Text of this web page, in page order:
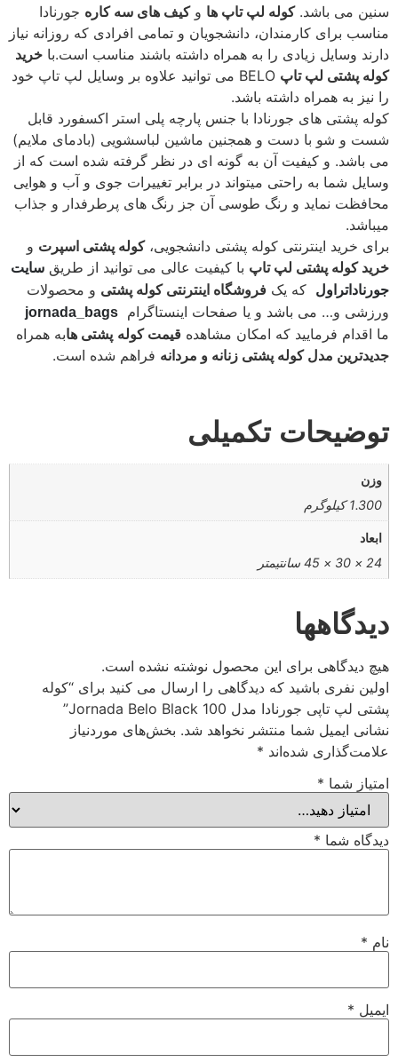
سنین می باشد.کوله لپ تاپ ها وکیف های سه کاره جورنادا
مناسب برای کارمندان، دانشجویان و تمامی افرادی که روزانه نیاز
دارند وسایل زیادی را به همراه داشته باشند مناسب است.با خرید
کوله پشتی لپ تاپ
BELO می توانید علاوه بر وسایل لپ تاپ خود
را نیز به همراه داشته باشد.
کوله پشتی های جورنادا با جنس پارچه پلی استر اکسفورد قابل
شست و شو با دست و همجنین ماشین لباسشویی (بادمای ملایم)
می باشد. و کیفیت آن به گونه ای در نظر گرفته شده است که از
وسایل شما به راحتی میتواند در برابر تغییرات جوی و آب و هوایی
محافظت نماید و رنگ طوسی آن جز رنگ های پرطرفدار و جذاب
میباشد.
برای خرید اینترنتی کوله پشتی دانشجویی،کوله پشتی اسپرت و
خرید کوله پشتی لپ تاپ با کیفیت عالی می توانید از طریق سایت
جورناداتراول
که یک فروشگاه اینترنتی کوله پشتی و محصولات
ورزشی و… می باشد و یا صفحات اینستاگرام jornada_bags
ما اقدام فرمایید که امکان مشاهده قیمت کوله پشتی هابه همراه
جدیدترین مدل کوله پشتی زنانه و مردانه فراهم شده است.
توضیحات تکمیلی
وزن
1.300 کیلوگرم
ابعاد
24 × 30 × 45 سانتیمتر
دیدگاهها
هیچ دیدگاهی برای این محصول نوشته نشده است.
اولین نفری باشید که دیدگاهی را ارسال می کنید برای “کوله
پشتی لپ تاپی جورنادا مدل Jornada Belo Black 100”
نشانی ایمیل شما منتشر نخواهد شد. بخش‌های موردنیاز
علامت‌گذاری شده‌اند *
امتیاز شما *
دیدگاه شما *
نام *
ایمیل *